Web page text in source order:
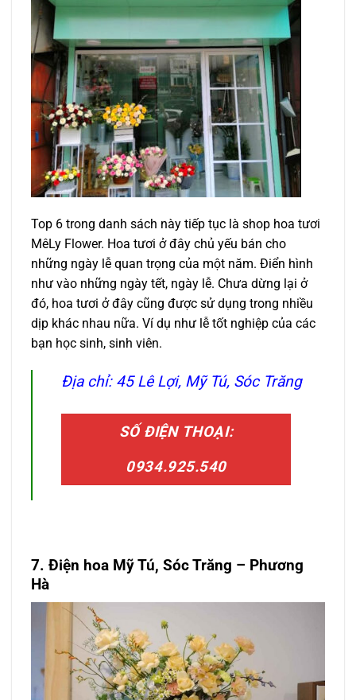
Top 6 trong danh sách này tiếp tục là shop hoa tươi
MêLy Flower. Hoa tươi ở đây chủ yếu bán cho
những ngày lễ quan trọng của một năm. Điển hình
như vào những ngày tết, ngày lễ. Chưa dừng lại ở
đó, hoa tươi ở đây cũng được sử dụng trong nhiều
dịp khác nhau nữa. Ví dụ như lễ tốt nghiệp của các
bạn học sinh, sinh viên.
Địa chỉ: 45 Lê Lợi, Mỹ Tú, Sóc Trăng
SỐ ĐIỆN THOẠI:
0934.925.540
7. Điện hoa Mỹ Tú, Sóc Trăng – Phương
Hà